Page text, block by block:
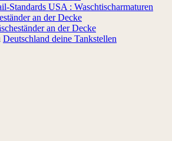
Standards USA : Waschtischarmaturen
an der Decke
an der Decke
Deutschland deine Tankstellen